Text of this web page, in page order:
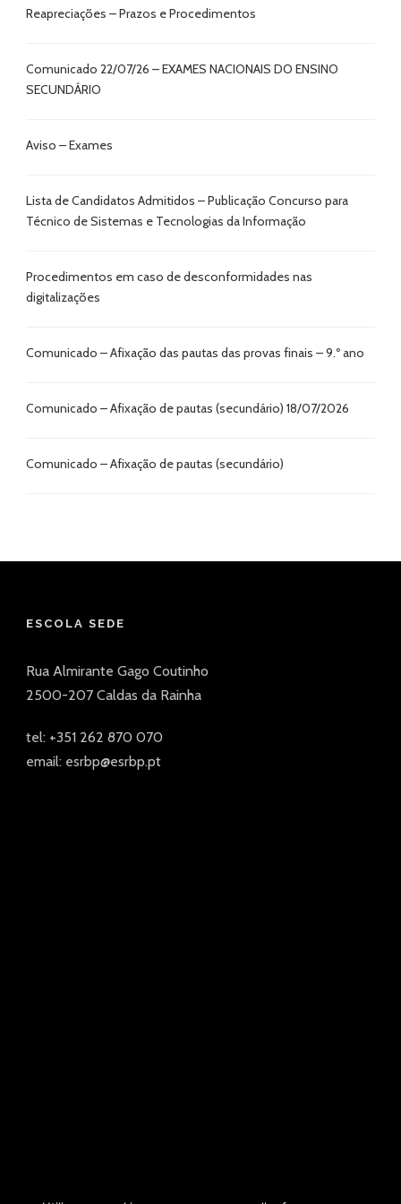
Reapreciações – Prazos e Procedimentos
Comunicado 22/07/26 – EXAMES NACIONAIS DO ENSINO
SECUNDÁRIO
Aviso – Exames
Lista de Candidatos Admitidos – Publicação Concurso para
Técnico de Sistemas e Tecnologias da Informação
Procedimentos em caso de desconformidades nas
digitalizações
Comunicado – Afixação das pautas das provas finais – 9.º ano
Comunicado – Afixação de pautas (secundário) 18/07/2026
Comunicado – Afixação de pautas (secundário)
ESCOLA SEDE
Rua Almirante Gago Coutinho
2500-207 Caldas da Rainha
tel: +351 262 870 070
email: esrbp@esrbp.pt